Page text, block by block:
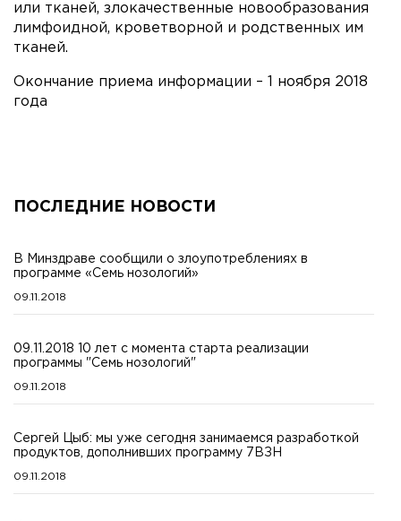
или тканей, злокачественные новообразования
лимфоидной, кроветворной и родственных им
тканей.
Окончание приема информации – 1 ноября 2018
года
ПОСЛЕДНИЕ НОВОСТИ
В Минздраве сообщили о злоупотреблениях в
программе «Семь нозологий»
09.11.2018
09.11.2018 10 лет с момента старта реализации
программы "Семь нозологий"
09.11.2018
Сергей Цыб: мы уже сегодня занимаемся разработкой
продуктов, дополнивших программу 7ВЗН
09.11.2018